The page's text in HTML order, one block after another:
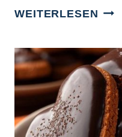
WEITERLESEN